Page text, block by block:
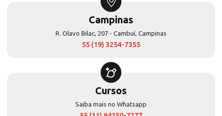
Campinas
R. Olavo Bilac, 207 - Cambuí, Campinas
55 (19) 3254-7355
Cursos
Saiba mais no Whatsapp